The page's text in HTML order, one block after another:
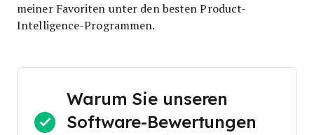
meiner Favoriten unter den besten Product-
Intelligence-Programmen.
Warum Sie unseren
Software-Bewertungen